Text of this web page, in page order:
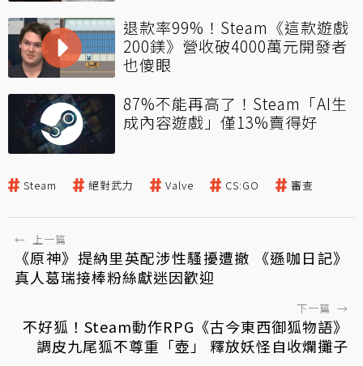
退款率99%！Steam《這款遊戲
200鎂》營收破4000萬元開發者
也傻眼
87%不能再高了！Steam「AI生
成內容遊戲」僅13%賣得好
Steam 絕對武力 Valve CS:GO 審查
← 上一篇
《原神》提納里英配涉性騷擾遭撤 《遜咖日記》
真人葛瑞接棒粉絲獻迷因歡迎
下一篇 →
不好狐！Steam動作RPG《古今東西御狐物語》
調皮九尾狐不尊重「壺」 釋放妖怪自收爛攤子